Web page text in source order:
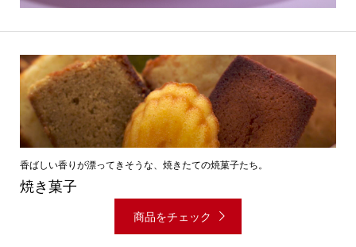
香ばしい香りが漂ってきそうな、焼きたての焼菓子たち。
焼き菓子
商品をチェック